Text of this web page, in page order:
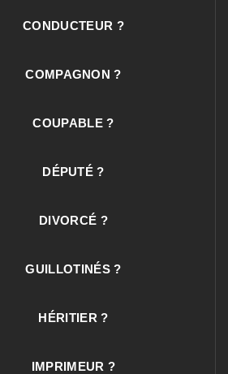
CONDUCTEUR ?
COMPAGNON ?
COUPABLE ?
DÉPUTÉ ?
DIVORCÉ ?
GUILLOTINÉS ?
HÉRITIER ?
IMPRIMEUR ?